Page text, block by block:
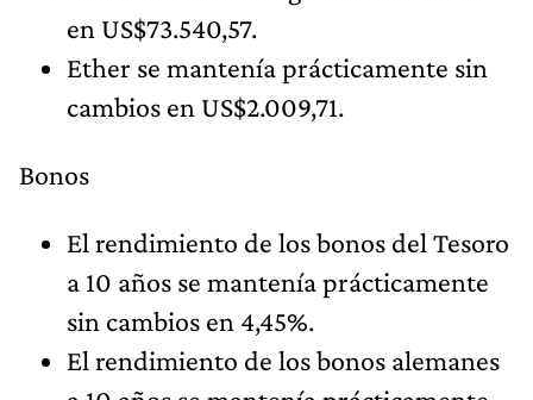
en US$73.540,57.
Ether se mantenía prácticamente sin
cambios en US$2.009,71.
Bonos
El rendimiento de los bonos del Tesoro
a 10 años se mantenía prácticamente
sin cambios en 4,45%.
El rendimiento de los bonos alemanes